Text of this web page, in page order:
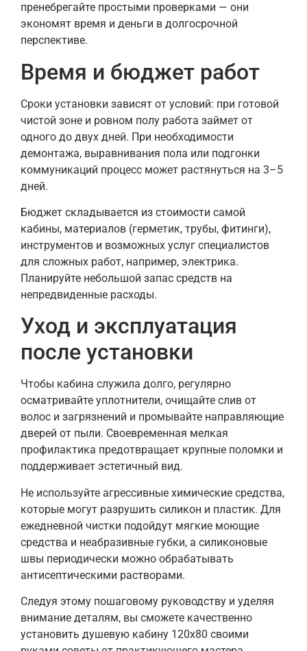
пренебрегайте простыми проверками — они
экономят время и деньги в долгосрочной
перспективе.
Время и бюджет работ
Сроки установки зависят от условий: при готовой
чистой зоне и ровном полу работа займет от
одного до двух дней. При необходимости
демонтажа, выравнивания пола или подгонки
коммуникаций процесс может растянуться на 3–5
дней.
Бюджет складывается из стоимости самой
кабины, материалов (герметик, трубы, фитинги),
инструментов и возможных услуг специалистов
для сложных работ, например, электрика.
Планируйте небольшой запас средств на
непредвиденные расходы.
Уход и эксплуатация
после установки
Чтобы кабина служила долго, регулярно
осматривайте уплотнители, очищайте слив от
волос и загрязнений и промывайте направляющие
дверей от пыли. Своевременная мелкая
профилактика предотвращает крупные поломки и
поддерживает эстетичный вид.
Не используйте агрессивные химические средства,
которые могут разрушить силикон и пластик. Для
ежедневной чистки подойдут мягкие моющие
средства и неабразивные губки, а силиконовые
швы периодически можно обрабатывать
антисептическими растворами.
Следуя этому пошаговому руководству и уделяя
внимание деталям, вы сможете качественно
установить душевую кабину 120х80 своими